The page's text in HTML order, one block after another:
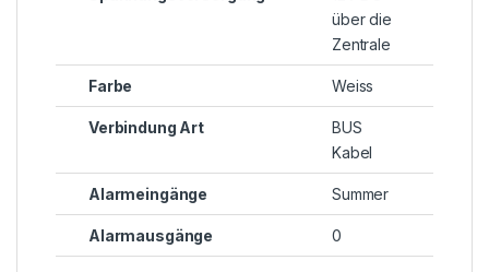
über die
Zentrale
Farbe Weiss
Verbindung Art
BUS
Kabel
Alarmeingänge Summer
Alarmausgänge 0